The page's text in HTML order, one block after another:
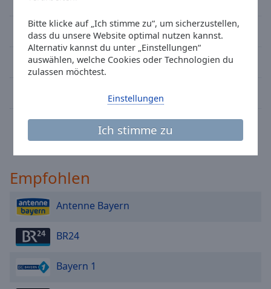
Bitte klicke auf „Ich stimme zu“, um sicherzustellen,
dass du unsere Website optimal nutzen kannst.
Alternativ kannst du unter „Einstellungen“
auswählen, welche Cookies oder Technologien du
zulassen möchtest.
Ich stimme zu
Einstellungen
Opacity
Caption
Opacity
Font
Text
Edge
Best of Rock FM - Classic Rock
Rockland Radio
Antenne Sylt
The WOLF - Altes Land
Empfohlen
Antenne Bayern
BR24
Bayern 1